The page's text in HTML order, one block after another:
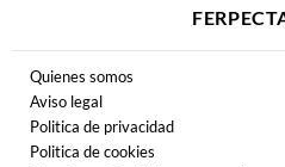
Quienes somos
Aviso legal
Politica de privacidad
Politica de cookies